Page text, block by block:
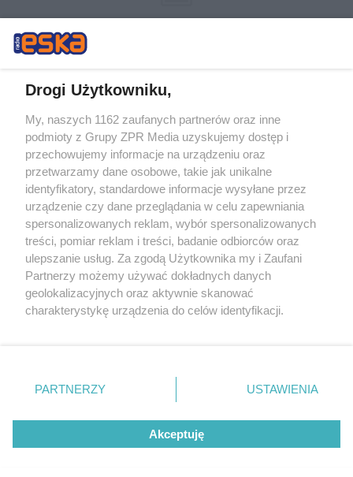
Żaden utwór zamieszczony w serwisie nie może być powielany i
rozpowszechniany lub dalej rozpowszechniany w jakikolwiek sposób (w
tym także elektroniczny lub mechaniczny) na jakimkolwiek polu
eksploatacji w jakiejkolwiek formie, włącznie z umieszczaniem w
Internecie bez pisemnej zgody właściciela praw. Jakiekolwiek użycie lub
wykorzystanie utworów w całości lub w części z naruszeniem prawa,
tzn. bez właściwej zgody, jest zabronione pod groźbą kary i może być
ścigane prawnie.
© 2026 Grupa ZPR Media
Drogi Użytkowniku,
My, naszych 1162 zaufanych partnerów oraz inne
podmioty z Grupy ZPR Media uzyskujemy dostęp i
przechowujemy informacje na urządzeniu oraz
przetwarzamy dane osobowe, takie jak unikalne
identyfikatory, standardowe informacje wysyłane przez
urządzenie czy dane przeglądania w celu zapewniania
spersonalizowanych reklam, wybór spersonalizowanych
treści, pomiar reklam i treści, badanie odbiorców oraz
ulepszanie usług. Za zgodą Użytkownika my i Zaufani
Partnerzy możemy używać dokładnych danych
geolokalizacyjnych oraz aktywnie skanować
charakterystykę urządzenia do celów identyfikacji.
zmienić/wycofać klikając przycisk ustawień prywatności
znajdujący się w lewym dolnym rogu strony
rodzaje przetwarzania danych nie wymagają zgody
użytkownika, ale masz prawo sprzeciwić się takiemu
przetwarzaniu. Preferencje będą miały zastosowanie tylko
PARTNERZY USTAWIENIA
Akceptuję